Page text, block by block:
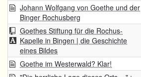
Johann Wolfgang von Goethe und der
Binger Rochusberg
Goethes Stiftung für die Rochus-
Kapelle in Bingen | die Geschichte
eines Bildes
Goethe im Westerwald? Klar!